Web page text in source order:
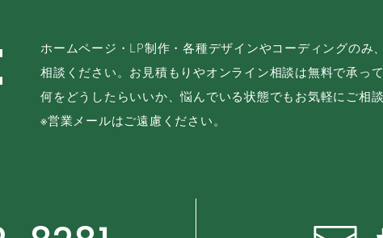
ホームページ・LP制作・各種デザインやコーディングの
相談ください。お見積もりやオンライン相談は無料で承って
何をどうしたらいいか、悩んでいる状態でもお気軽にご相談
※営業メールはご遠慮ください。